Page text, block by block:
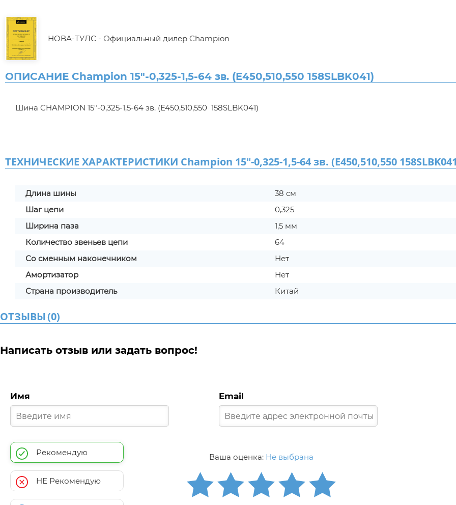
НОВА-ТУЛС - Официальный дилер Champion
ОПИСАНИЕ Champion 15"-0,325-1,5-64 зв. (E450,510,550 158SLBK041)
Шина CHAMPION 15"-0,325-1,5-64 зв. (E450,510,550 158SLBK041)
ТЕХНИЧЕСКИЕ ХАРАКТЕРИСТИКИ Champion 15"-0,325-1,5-64 зв. (E450,510,550
Длина шины
38 см
Шаг цепи
0,325
Ширина паза
1,5 мм
Количество звеньев цепи
64
Со сменным наконечником
Нет
Амортизатор
Нет
Страна производитель
Китай
ОТЗЫВЫ(0)
Написать отзыв или задать вопрос!
Имя Email
Рекомендую
НЕ Рекомендую
Ваша оценка: Не выбрана